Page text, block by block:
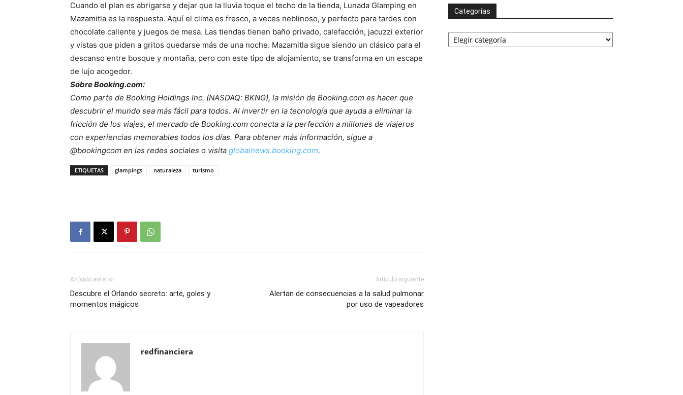
Cuando el plan es abrigarse y dejar que la lluvia toque el techo de la tienda, Lunada Glamping en
Mazamitla es la respuesta. Aquí el clima es fresco, a veces neblinoso, y perfecto para tardes con
chocolate caliente y juegos de mesa. Las tiendas tienen baño privado, calefacción, jacuzzi exterior
y vistas que piden a gritos quedarse más de una noche. Mazamitla sigue siendo un clásico para el
descanso entre bosque y montaña, pero con este tipo de alojamiento, se transforma en un escape
de lujo acogedor.
Sobre Booking.com:
Como parte de Booking Holdings Inc. (NASDAQ: BKNG), la misión de Booking.com es hacer que
descubrir el mundo sea más fácil para todos. Al invertir en la tecnología que ayuda a eliminar la
fricción de los viajes, el mercado de Booking.com conecta a la perfección a millones de viajeros
con experiencias memorables todos los días. Para obtener más información, sigue a
@bookingcom en las redes sociales o visita globalnews.booking.com.
ETIQUETAS glampings naturaleza turismo
Artículo anterior
Descubre el Orlando secreto: arte, goles y
momentos mágicos
Artículo siguiente
Alertan de consecuencias a la salud pulmonar
por uso de vapeadores
redfinanciera
Categorías
Categorías